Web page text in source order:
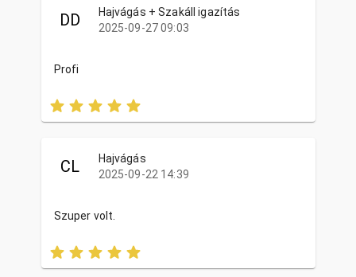
DD
Hajvágás + Szakáll igazítás
2025-09-27 09:03
Profi
CL
Hajvágás
2025-09-22 14:39
Szuper volt.